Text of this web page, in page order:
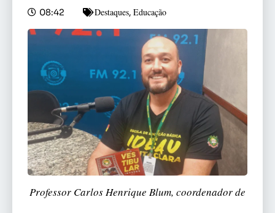
08:42 Destaques, Educação
Professor Carlos Henrique Blum, coordenador de